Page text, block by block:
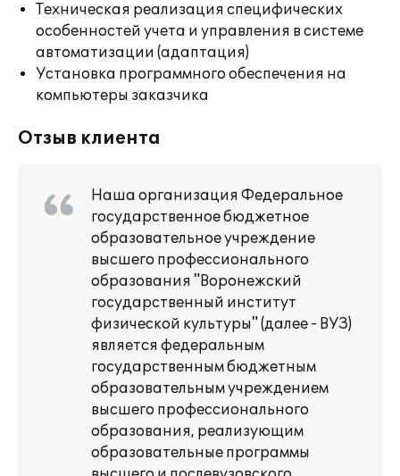
Техническая реализация специфических
особенностей учета и управления в системе
автоматизации (адаптация)
Установка программного обеспечения на
компьютеры заказчика
Отзыв клиента
Наша организация Федеральное
государственное бюджетное
образовательное учреждение
высшего профессионального
образования "Воронежский
государственный институт
физической культуры" (далее - ВУЗ)
является федеральным
государственным бюджетным
образовательным учреждением
высшего профессионального
образования, реализующим
образовательные программы